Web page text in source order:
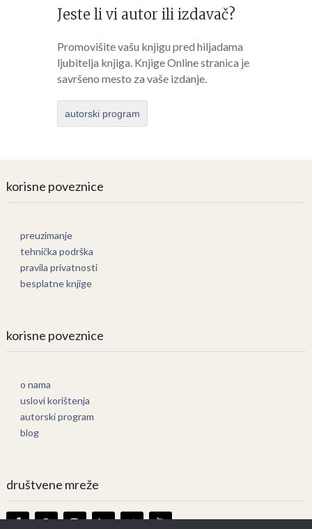
Jeste li vi autor ili izdavač?
Promovišite vašu knjigu pred hiljadama
ljubitelja knjiga. Knjige Online stranica je
savršeno mesto za vaše izdanje.
autorski program
korisne poveznice
preuzimanje
tehnička podrška
pravila privatnosti
besplatne knjige
korisne poveznice
o nama
uslovi korištenja
autorski program
blog
društvene mreže